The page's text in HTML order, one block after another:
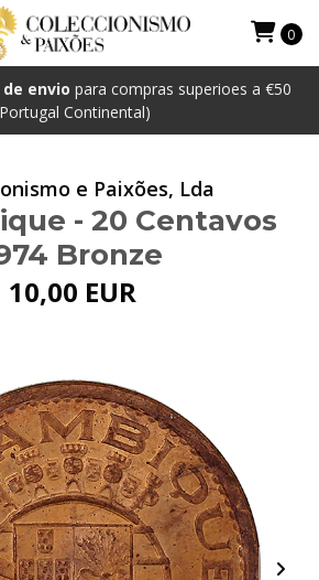
envio para compras superioes a €50
Continental)
0
e Paixões, Lda
- 20 Centavos
Bronze
10,00 EUR